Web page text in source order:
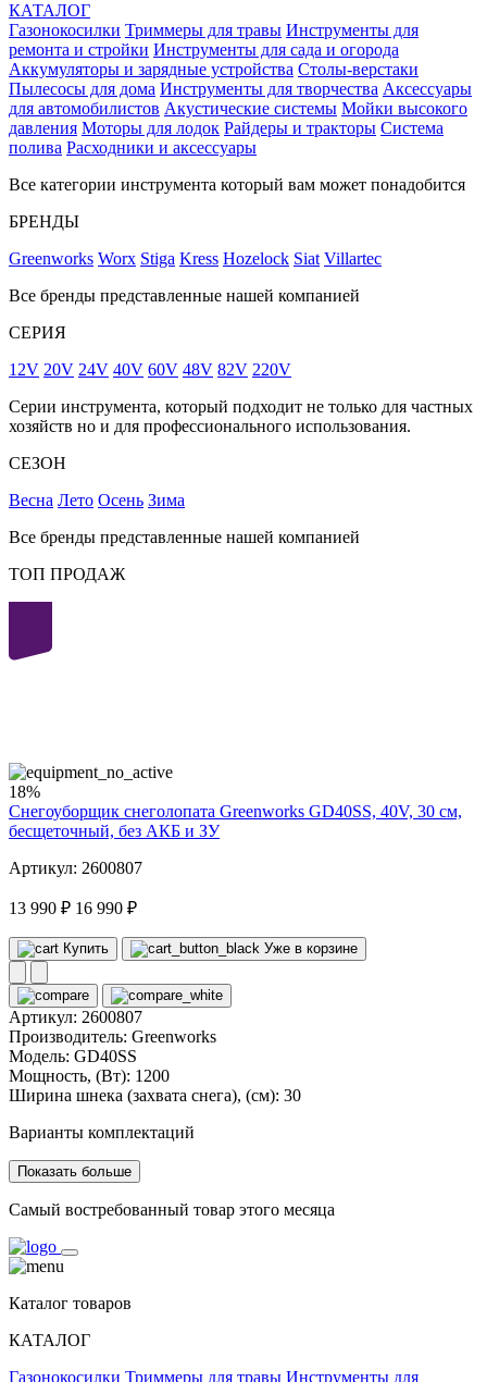
КАТАЛОГ
Газонокосилки Триммеры для травы Инструменты для
ремонта и стройки Инструменты для сада и огорода
Аккумуляторы и зарядные устройства Столы-верстаки
Пылесосы для дома Инструменты для творчества Аксессуары
для автомобилистов Акустические системы Мойки высокого
давления Моторы для лодок Райдеры и тракторы Система
полива Расходники и аксессуары
Все категории инструмента который вам может понадобится
БРЕНДЫ
Greenworks Worx Stiga Kress Hozelock Siat Villartec
Все бренды представленные нашей компанией
СЕРИЯ
12V 20V 24V 40V 60V 48V 82V 220V
Серии инструмента, который подходит не только для частных
хозяйств но и для профессионального использования.
СЕЗОН
Весна Лето Осень Зима
Все бренды представленные нашей компанией
ТОП ПРОДАЖ
18%
Снегоуборщик снеголопата Greenworks GD40SS, 40V, 30 см,
бесщеточный, без АКБ и ЗУ
Артикул: 2600807
13 990 ₽ 16 990 ₽
Купить Уже в корзине
Артикул: 2600807
Производитель: Greenworks
Модель: GD40SS
Мощность, (Вт): 1200
Ширина шнека (захвата снега), (см): 30
Варианты комплектаций
Показать больше
Самый востребованный товар этого месяца
Каталог товаров
КАТАЛОГ
Газонокосилки Триммеры для травы Инструменты для